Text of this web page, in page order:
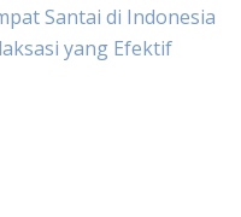
Santai di Indonesia
yang Efektif